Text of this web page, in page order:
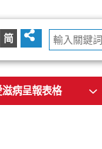
简
滋病呈報表格